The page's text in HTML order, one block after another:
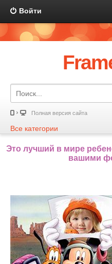
Войти
Полная версия сайта
Все категории
Это лучший в мире
вашими